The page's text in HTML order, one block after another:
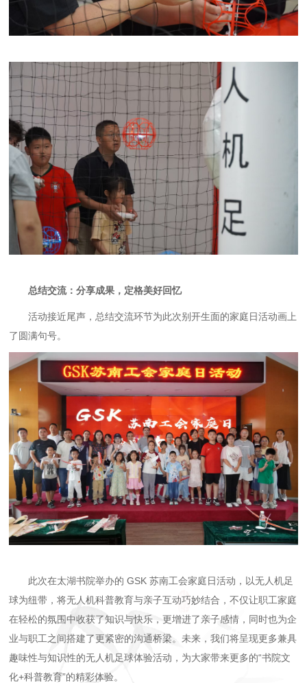
总结交流：分享成果，定格美好回忆
活动接近尾声，总结交流环节为此次别开生面的家庭日活动画上
了圆满句号。
此次在太湖书院举办的 GSK 苏南工会家庭日活动，以无人机足
球为纽带，将无人机科普教育与亲子互动巧妙结合，不仅让职工家庭
在轻松的氛围中收获了知识与快乐，更增进了亲子感情，同时也为企
业与职工之间搭建了更紧密的沟通桥梁。未来，我们将呈现更多兼具
趣味性与知识性的无人机足球体验活动，为大家带来更多的“书院文
化+科普教育”的精彩体验。